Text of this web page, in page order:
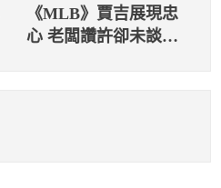
《MLB》賈吉展現忠
心 老闆讚許卻未談續